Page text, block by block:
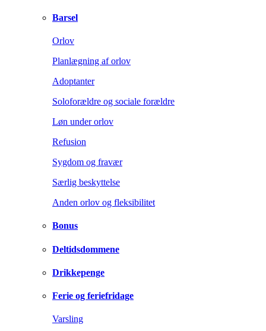
Barsel
Orlov
Planlægning af orlov
Adoptanter
Soloforældre og sociale forældre
Løn under orlov
Refusion
Sygdom og fravær
Særlig beskyttelse
Anden orlov og fleksibilitet
Bonus
Deltidsdommene
Drikkepenge
Ferie og feriefridage
Varsling